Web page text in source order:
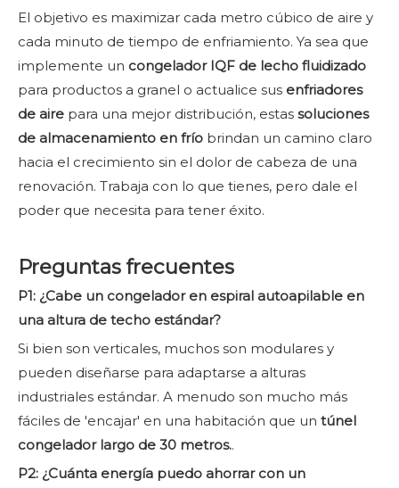
El objetivo es maximizar cada metro cúbico de aire y
cada minuto de tiempo de enfriamiento. Ya sea que
implemente un congelador IQF de lecho fluidizado
para productos a granel o actualice sus enfriadores
de aire para una mejor distribución, estas soluciones
de almacenamiento en frío brindan un camino claro
hacia el crecimiento sin el dolor de cabeza de una
renovación. Trabaja con lo que tienes, pero dale el
poder que necesita para tener éxito.
Preguntas frecuentes
P1: ¿Cabe un congelador en espiral autoapilable en
una altura de techo estándar?
Si bien son verticales, muchos son modulares y
pueden diseñarse para adaptarse a alturas
industriales estándar. A menudo son mucho más
fáciles de 'encajar' en una habitación que un túnel
congelador largo de 30 metros..
P2: ¿Cuánta energía puedo ahorrar con un